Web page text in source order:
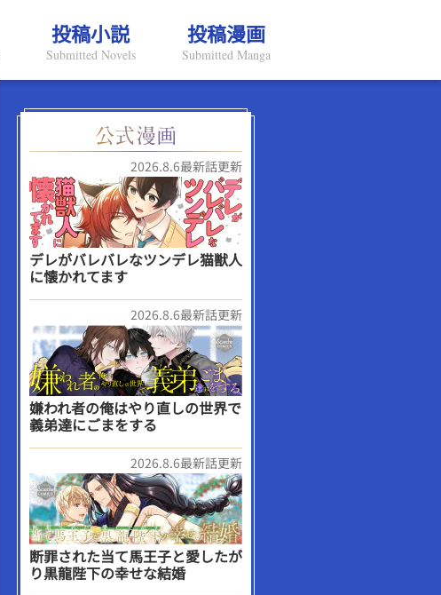
投稿小説
Submitted Novels
投稿漫画
Submitted Manga
2026.8.6最新話更新
デレがバレバレなツンデレ猫獣人
に懐かれてます
2026.8.6最新話更新
嫌われ者の俺はやり直しの世界で
義弟達にごまをする
2026.8.6最新話更新
断罪された当て馬王子と愛したが
り黒龍陛下の幸せな結婚